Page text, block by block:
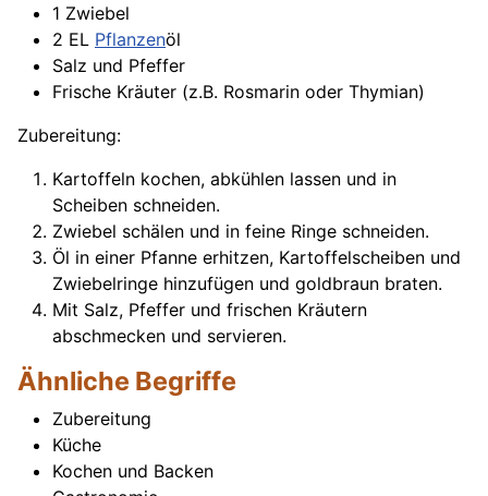
1 Zwiebel
2 EL Pflanzenöl
Salz und Pfeffer
Frische Kräuter (z.B. Rosmarin oder Thymian)
Zubereitung:
Kartoffeln kochen, abkühlen lassen und in
Scheiben schneiden.
Zwiebel schälen und in feine Ringe schneiden.
Öl in einer Pfanne erhitzen, Kartoffelscheiben und
Zwiebelringe hinzufügen und goldbraun braten.
Mit Salz, Pfeffer und frischen Kräutern
abschmecken und servieren.
Ähnliche Begriffe
Zubereitung
Küche
Kochen und Backen